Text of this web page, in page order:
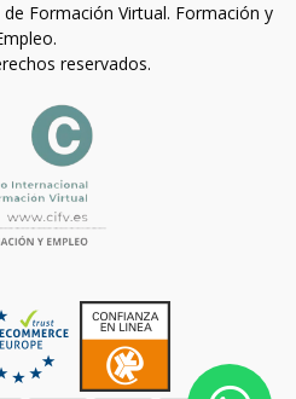
Formación Virtual. Formación y
reservados.